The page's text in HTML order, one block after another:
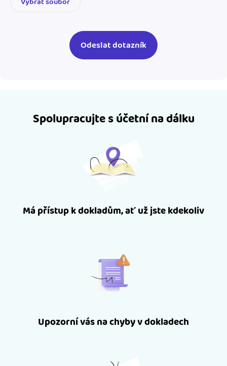
Spolupracujte s účetní na dálku
Má přístup k dokladům, ať už jste kdekoliv
Upozorní vás na chyby v dokladech